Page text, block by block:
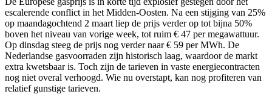
escalerende conflict in het Midden-Oosten. Na een stijging van 25%
op maandagochtend 2 maart liep de prijs verder op tot bijna 50%
boven het niveau van vorige week, tot ruim € 47 per megawattuur.
Op dinsdag steeg de prijs nog verder naar € 59 per MWh. De
Nederlandse gasvoorraden zijn historisch laag, waardoor de markt
extra kwetsbaar is. Toch zijn de tarieven in vaste energiecontracten
nog niet overal verhoogd. Wie nu overstapt, kan nog profiteren van
relatief gunstige tarieven.